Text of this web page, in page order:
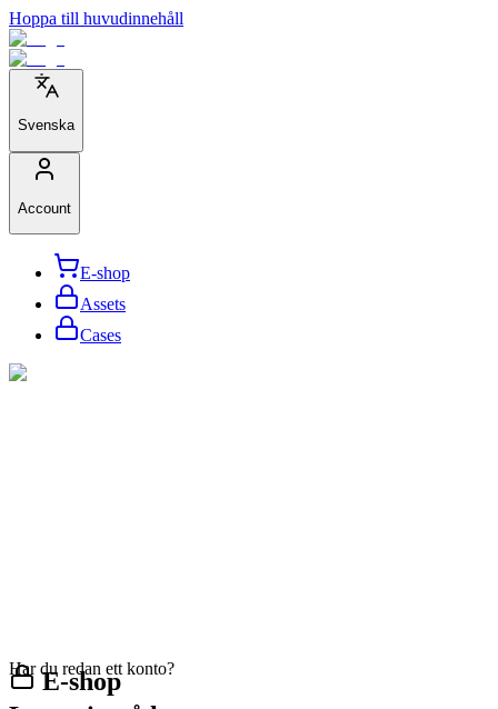
Hoppa till huvudinnehåll
Svenska
Account
E-shop
Assets
Cases
E-shop
Har du redan ett konto?